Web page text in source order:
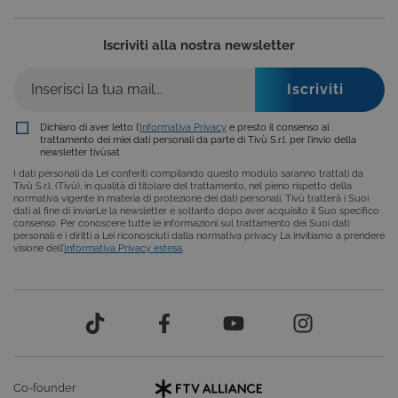
Iscriviti alla nostra newsletter
Dichiaro di aver letto l’Informativa Privacy e presto il consenso al
trattamento dei miei dati personali da parte di Tivù S.r.l. per l’invio della
newsletter tivùsat
I dati personali da Lei conferiti compilando questo modulo saranno trattati da
Tivù S.r.l. (Tivù), in qualità di titolare del trattamento, nel pieno rispetto della
normativa vigente in materia di protezione dei dati personali. Tivù tratterà i Suoi
dati al fine di inviarLe la newsletter e soltanto dopo aver acquisito il Suo specifico
consenso. Per conoscere tutte le informazioni sul trattamento dei Suoi dati
personali e i diritti a Lei riconosciuti dalla normativa privacy La invitiamo a prendere
visione dell’Informativa Privacy estesa
Co-founder
bloccare i cookie tecnici o essere avvisati
alcune parti del sito non funzioneranno
Scadenza Descrizione
ASP.NET_SessionId
Microsoft
www.tivu.tv
Sessione
Cookie di
piattaforma
uso
utilizzato da
siti scritti
tecnologie
basate su
Microsoft
.tivu.tv